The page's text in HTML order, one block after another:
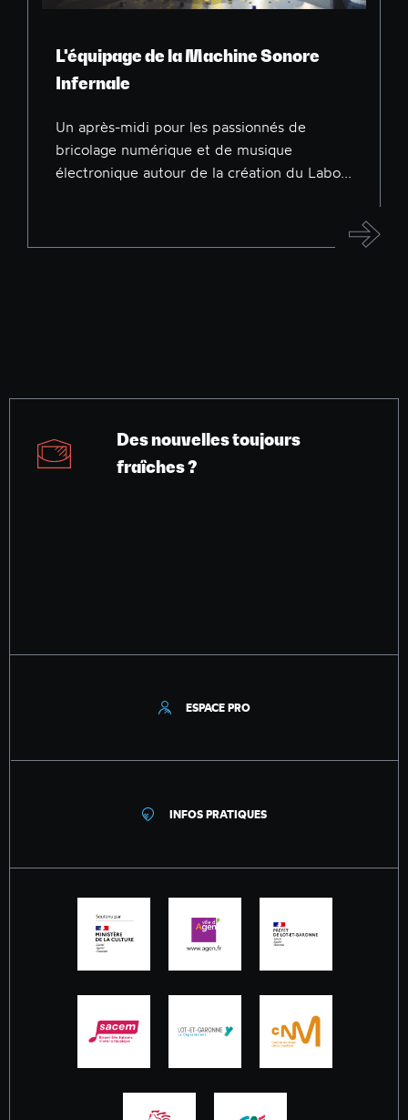
L'équipage de la Machine Sonore
Infernale
Un après-midi pour les passionnés de
bricolage numérique et de musique
électronique autour de la création du Labo...
Des nouvelles toujours
fraîches ?
ESPACE PRO
INFOS PRATIQUES